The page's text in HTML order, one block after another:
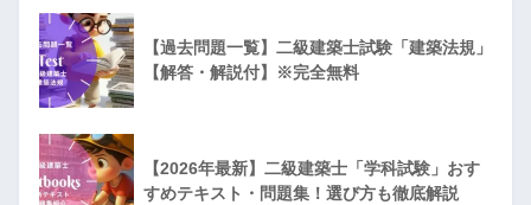
【過去問題一覧】二級建築士試験「建築法規」
【解答・解説付】※完全無料
【2026年最新】二級建築士「学科試験」おす
すめテキスト・問題集！選び方も徹底解説